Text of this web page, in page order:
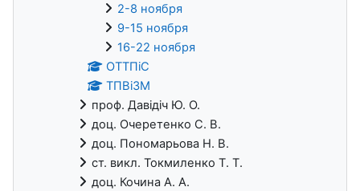
2-8 ноября
9-15 ноября
16-22 ноября
ОТТПіС
ТПВіЗМ
проф. Давідіч Ю. О.
доц. Очеретенко С. В.
доц. Пономарьова Н. В.
ст. викл. Токмиленко Т. Т.
доц. Кочина А. А.